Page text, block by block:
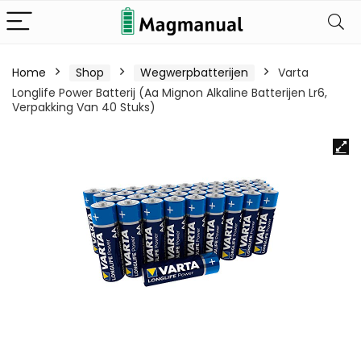
Home Shop Wegwerpbatterijen
Varta
Longlife Power Batterij (Aa Mignon Alkaline Batterijen Lr6,
Verpakking Van 40 Stuks)